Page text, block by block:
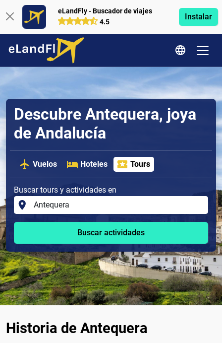
eLandFly - Buscador de viajes
4.5
Instalar
Descubre Antequera, joya
de Andalucía
Vuelos Hoteles Tours
Buscar tours y actividades en
Buscar actividades
Historia de Antequera